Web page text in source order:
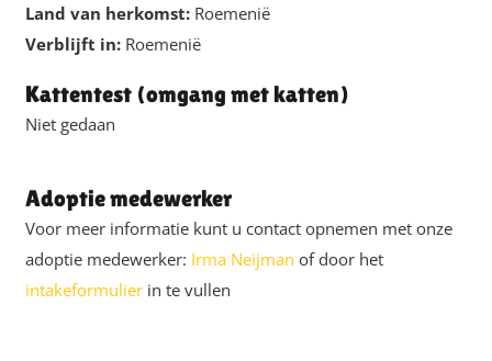
Land van herkomst: Roemenië
Verblijft in: Roemenië
Kattentest (omgang met katten)
Niet gedaan
Adoptie medewerker
Voor meer informatie kunt u contact opnemen met onze
adoptie medewerker: Irma Neijman of door het
intakeformulierin te vullen